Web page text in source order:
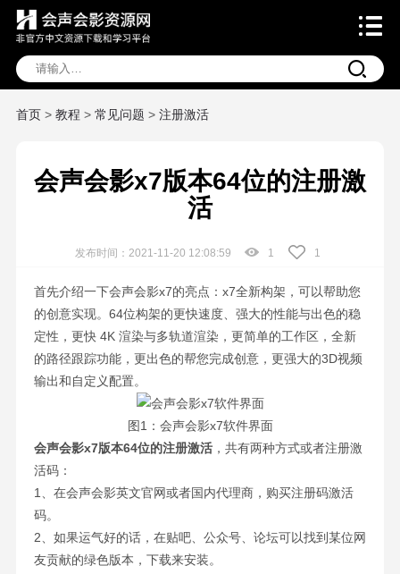
首页> 教程 > 常见问题 > 注册激活
会声会影x7版本64位的注册激
活
发布时间：2021-11-20 12:08:59 1 1
首先介绍一下会声会影x7的亮点：x7全新构架，可以帮助您
的创意实现。64位构架的更快速度、强大的性能与出色的稳
定性，更快 4K 渲染与多轨道渲染，更简单的工作区，全新
的路径跟踪功能，更出色的帮您完成创意，更强大的3D视频
输出和自定义配置。
图1：会声会影x7软件界面
会声会影x7版本64位的注册激活，共有两种方式或者注册激
活码：
1、在会声会影英文官网或者国内代理商，购买注册码激活
码。
2、如果运气好的话，在贴吧、公众号、论坛可以找到某位网
友贡献的绿色版本，下载来安装。